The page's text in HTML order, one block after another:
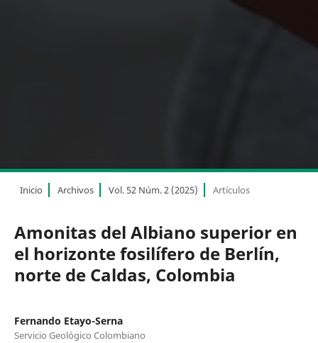
Inicio Archivos Vol. 52 Núm. 2 (2025) Artículos
Amonitas del Albiano superior en
el horizonte fosilífero de Berlín,
norte de Caldas, Colombia
Fernando Etayo-Serna
Servicio Geológico Colombiano